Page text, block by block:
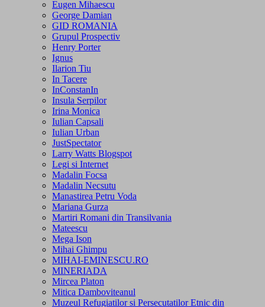
Eugen Mihaescu
George Damian
GID ROMANIA
Grupul Prospectiv
Henry Porter
Ignus
Ilarion Tiu
In Tacere
InConstanIn
Insula Serpilor
Irina Monica
Iulian Capsali
Iulian Urban
JustSpectator
Larry Watts Blogspot
Legi si Internet
Madalin Focsa
Madalin Necsutu
Manastirea Petru Voda
Mariana Gurza
Martiri Romani din Transilvania
Mateescu
Mega Ison
Mihai Ghimpu
MIHAI-EMINESCU.RO
MINERIADA
Mircea Platon
Mitica Damboviteanul
Muzeul Refugiatilor si Persecutatilor Etnic din